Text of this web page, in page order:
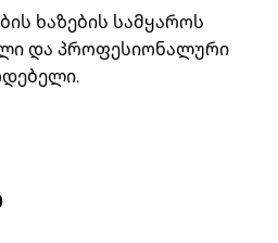
ხაზების სამყაროს
და პროფესიონალური